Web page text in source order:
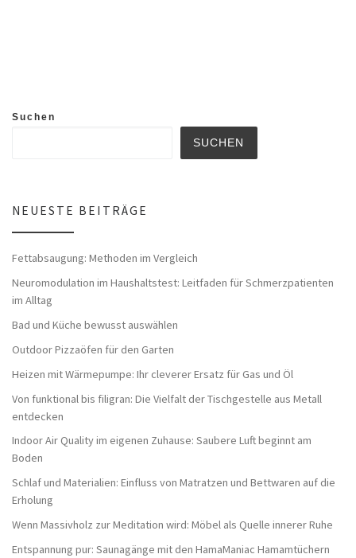
Suchen
SUCHEN
NEUESTE BEITRÄGE
Fettabsaugung: Methoden im Vergleich
Neuromodulation im Haushaltstest: Leitfaden für Schmerzpatienten
im Alltag
Bad und Küche bewusst auswählen
Outdoor Pizzaöfen für den Garten
Heizen mit Wärmepumpe: Ihr cleverer Ersatz für Gas und Öl
Von funktional bis filigran: Die Vielfalt der Tischgestelle aus Metall
entdecken
Indoor Air Quality im eigenen Zuhause: Saubere Luft beginnt am
Boden
Schlaf und Materialien: Einfluss von Matratzen und Bettwaren auf die
Erholung
Wenn Massivholz zur Meditation wird: Möbel als Quelle innerer Ruhe
Entspannung pur: Saunagänge mit den HamaManiac Hamamtüchern